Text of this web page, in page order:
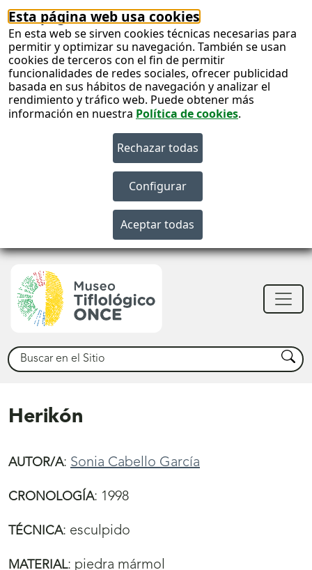
Esta página web usa cookies
En esta web se sirven cookies técnicas necesarias para
permitir y optimizar su navegación. También se usan
cookies de terceros con el fin de permitir
funcionalidades de redes sociales, ofrecer publicidad
basada en sus hábitos de navegación y analizar el
rendimiento y tráfico web. Puede obtener más
información en nuestra Política de cookies.
Buscar Buscar
Herikón
AUTOR/A: Sonia Cabello García
CRONOLOGÍA: 1998
TÉCNICA: esculpido
MATERIAL: piedra mármol